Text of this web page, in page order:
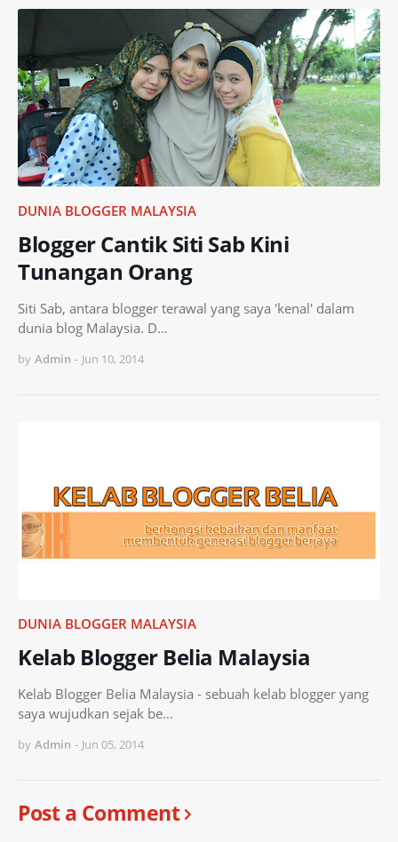
DUNIA BLOGGER MALAYSIA
Blogger Cantik Siti Sab Kini
Tunangan Orang
Siti Sab, antara blogger terawal yang saya 'kenal' dalam
dunia blog Malaysia. D…
by Admin - Jun 10, 2014
DUNIA BLOGGER MALAYSIA
Kelab Blogger Belia Malaysia
Kelab Blogger Belia Malaysia - sebuah kelab blogger yang
saya wujudkan sejak be…
by Admin - Jun 05, 2014
Post a Comment